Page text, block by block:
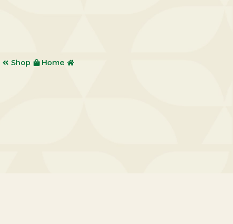
Home
Shop